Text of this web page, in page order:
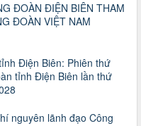
và hoạt động của
chi liên quan đến
đoàn cơ sở
ĐOÀN ĐIỆN BIÊN THAM
ĐOÀN VIỆT NAM
Điện Biên: Phiên thứ
tỉnh Điện Biên lần thứ
nguyên lãnh đạo Công